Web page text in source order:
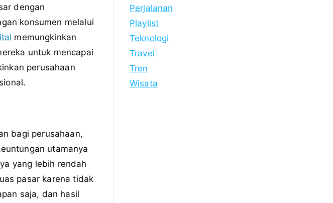
dengan
konsumen melalui
memungkinkan
untuk mencapai
perusahaan
bagi perusahaan,
utamanya
yang lebih rendah
pasar karena tidak
saja, dan hasil
Perjalanan
Playlist
Teknologi
Travel
Tren
Wisata